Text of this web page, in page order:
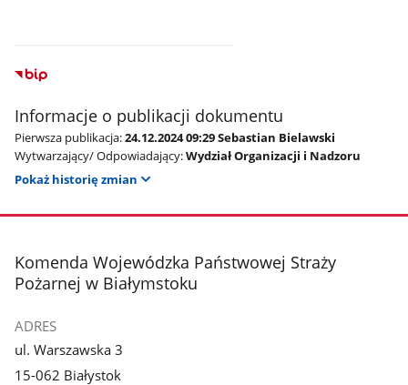
Informacje o publikacji dokumentu
Pierwsza publikacja:24.12.2024 09:29 Sebastian Bielawski
Wytwarzający/ Odpowiadający:Wydział Organizacji i Nadzoru
Pokaż historię zmian
stopka
Komenda Wojewódzka Państwowej Straży
Pożarnej w Białymstoku
ADRES
ul. Warszawska 3
15-062 Białystok